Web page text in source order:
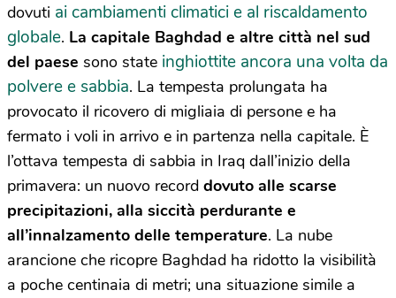
dovuti ai cambiamenti climatici e al riscaldamento
globale. La capitale Baghdad e altre città nel sud
del paese sono state inghiottite ancora una volta da
polvere e sabbia. La tempesta prolungata ha
provocato il ricovero di migliaia di persone e ha
fermato i voli in arrivo e in partenza nella capitale. È
l’ottava tempesta di sabbia in Iraq dall’inizio della
primavera: un nuovo record dovuto alle scarse
precipitazioni, alla siccità perdurante e
all’innalzamento delle temperature. La nube
arancione che ricopre Baghdad ha ridotto la visibilità
a poche centinaia di metri; una situazione simile a